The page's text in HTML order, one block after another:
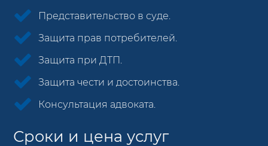
Представительство в суде.
Защита прав потребителей.
Защита при ДТП.
Защита чести и достоинства.
Консультация адвоката.
Сроки и цена услуг